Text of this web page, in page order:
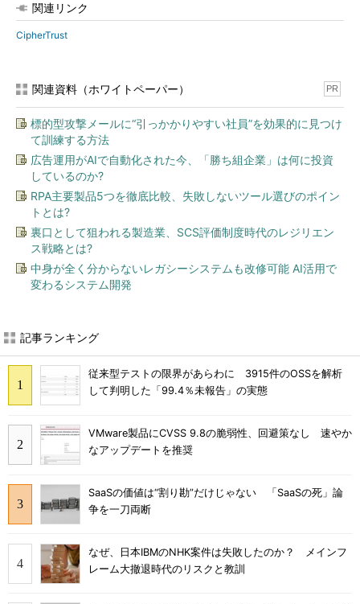
関連リンク
CipherTrust
関連資料（ホワイトペーパー） PR
標的型攻撃メールに“引っかかりやすい社員”を効果的に見つけ
て訓練する方法
広告運用がAIで自動化された今、「勝ち組企業」は何に投資
しているのか?
RPA主要製品5つを徹底比較、失敗しないツール選びのポイン
トとは?
裏口として狙われる製造業、SCS評価制度時代のレジリエン
ス戦略とは?
中身が全く分からないレガシーシステムも改修可能 AI活用で
変わるシステム開発
記事ランキング
従来型テストの限界があらわに 3915件のOSSを解析
して判明した「99.4％未報告」の実態
VMware製品にCVSS 9.8の脆弱性、回避策なし 速やか
なアップデートを推奨
SaaSの価値は“割り勘”だけじゃない 「SaaSの死」論
争を一刀両断
なぜ、日本IBMのNHK案件は失敗したのか？ メインフ
レーム大撤退時代のリスクと教訓